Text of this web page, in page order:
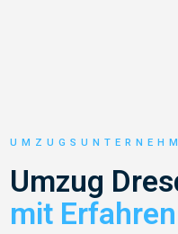
Umzug
mit Erfahren